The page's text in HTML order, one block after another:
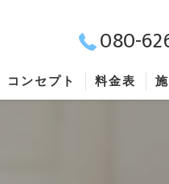
080-
コンセプト 料金表